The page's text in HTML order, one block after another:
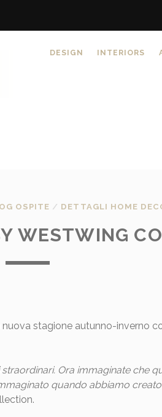
DESIGN INTERIORS
OSPITE / DETTAGLI HOME
WESTWING
nuova stagione autunno-inverno
Ora immaginate che
quando abbiamo